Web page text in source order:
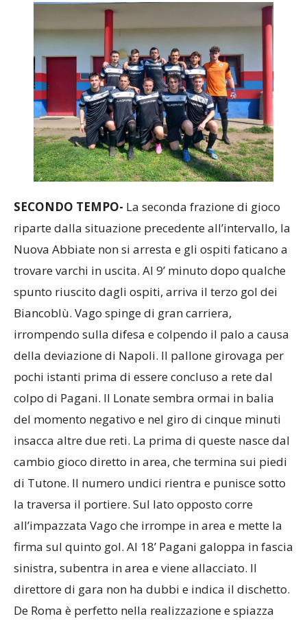
SECONDO TEMPO- La seconda frazione di gioco
riparte dalla situazione precedente all’intervallo, la
Nuova Abbiate non si arresta e gli ospiti faticano a
trovare varchi in uscita. Al 9’ minuto dopo qualche
spunto riuscito dagli ospiti, arriva il terzo gol dei
Biancoblù. Vago spinge di gran carriera,
irrompendo sulla difesa e colpendo il palo a causa
della deviazione di Napoli. Il pallone girovaga per
pochi istanti prima di essere concluso a rete dal
colpo di Pagani. Il Lonate sembra ormai in balia
del momento negativo e nel giro di cinque minuti
insacca altre due reti. La prima di queste nasce dal
cambio gioco diretto in area, che termina sui piedi
di Tutone. Il numero undici rientra e punisce sotto
la traversa il portiere. Sul lato opposto corre
all’impazzata Vago che irrompe in area e mette la
firma sul quinto gol. Al 18’ Pagani galoppa in fascia
sinistra, subentra in area e viene allacciato. Il
direttore di gara non ha dubbi e indica il dischetto.
De Roma è perfetto nella realizzazione e spiazza